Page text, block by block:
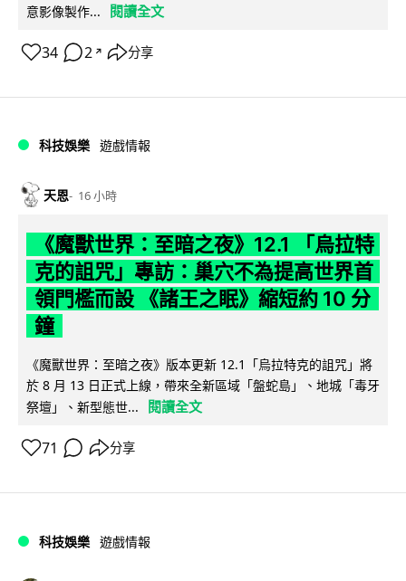
意影像製作...
閱讀全文
34 2 ↗ 分享
科技娛樂 遊戲情報
天恩 16 小時
《魔獸世界：至暗之夜》12.1 「烏拉特
克的詛咒」專訪：巢穴不為提高世界首
領門檻而設 《諸王之眠》縮短約 10 分
鐘
《魔獸世界：至暗之夜》版本更新 12.1「烏拉特克的詛咒」將
於 8 月 13 日正式上線，帶來全新區域「盤蛇島」、地城「毒牙
祭壇」、新型態世...
閱讀全文
71 分享
科技娛樂 遊戲情報